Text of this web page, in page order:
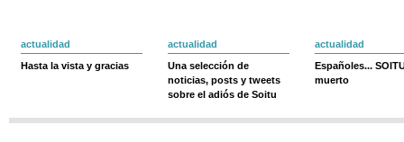
actualidad
Hasta la vista y gracias
actualidad
Una selección de
noticias, posts y tweets
sobre el adiós de Soitu
actualidad
Españoles...
muerto